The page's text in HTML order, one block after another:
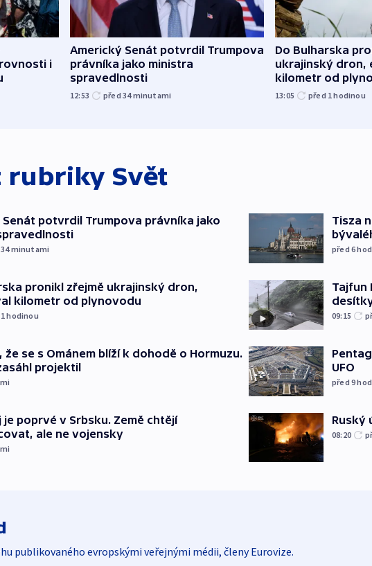
i
Americký Senát potvrdil Trumpova
právníka jako ministra
spravedlnosti
12:53 před 34minutami
Do Bulharska
ukrajinský dron,
kilometr od
13:05 před 1hodinou
rubriky Svět
Senát potvrdil Trumpova právníka jako
minutami
pronikl zřejmě ukrajinský dron,
kilometr od plynovodu
1hodinou
že se s Ománem blíží k dohodě o Hormuzu.
projektil
je poprvé v Srbsku. Země chtějí
ale ne vojensky
Tisza
před 6
Tajfun
09:15
UFO
před 9
Ruský
08:20
publikovaného evropskými veřejnými médii, členy Eurovize.